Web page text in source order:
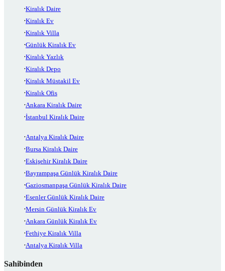
Kiralık Daire
Kiralık Ev
Kiralık Villa
Günlük Kiralık Ev
Kiralık Yazlık
Kiralık Depo
Kiralık Müstakil Ev
Kiralık Ofis
Ankara Kiralık Daire
İstanbul Kiralık Daire
Antalya Kiralık Daire
Bursa Kiralık Daire
Eskişehir Kiralık Daire
Bayrampaşa Günlük Kiralık Daire
Gaziosmanpaşa Günlük Kiralık Daire
Esenler Günlük Kiralık Daire
Mersin Günlük Kiralık Ev
Ankara Günlük Kiralık Ev
Fethiye Kiralık Villa
Antalya Kiralık Villa
Sahibinden